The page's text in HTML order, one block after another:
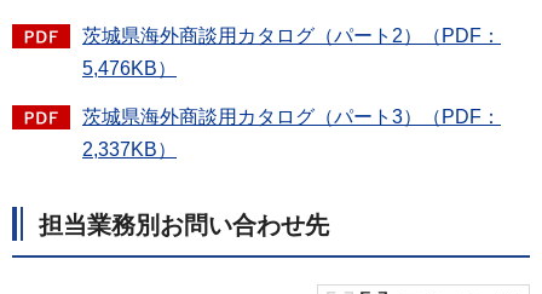
茨城県海外商談用カタログ（パート2）（PDF：
5,476KB）
茨城県海外商談用カタログ（パート3）（PDF：
2,337KB）
担当業務別お問い合わせ先